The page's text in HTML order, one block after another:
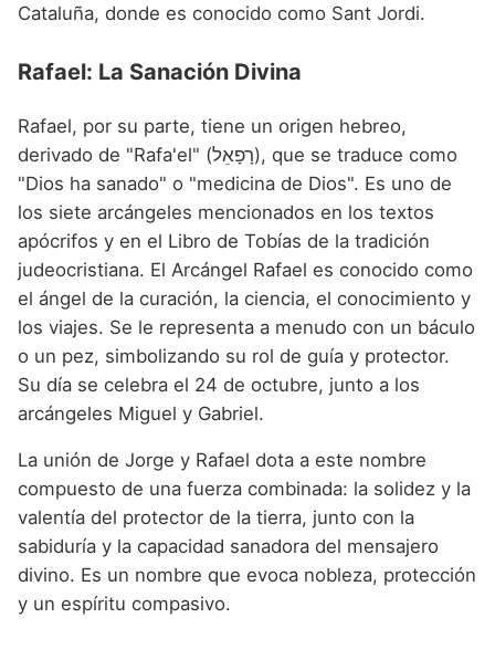
Cataluña, donde es conocido como Sant Jordi.
Rafael: La Sanación Divina
Rafael, por su parte, tiene un origen hebreo,
derivado de "Rafa'el" (רָפָאֵל), que se traduce como
"Dios ha sanado" o "medicina de Dios". Es uno de
los siete arcángeles mencionados en los textos
apócrifos y en el Libro de Tobías de la tradición
judeocristiana. El Arcángel Rafael es conocido como
el ángel de la curación, la ciencia, el conocimiento y
los viajes. Se le representa a menudo con un báculo
o un pez, simbolizando su rol de guía y protector.
Su día se celebra el 24 de octubre, junto a los
arcángeles Miguel y Gabriel.
La unión de Jorge y Rafael dota a este nombre
compuesto de una fuerza combinada: la solidez y la
valentía del protector de la tierra, junto con la
sabiduría y la capacidad sanadora del mensajero
divino. Es un nombre que evoca nobleza, protección
y un espíritu compasivo.